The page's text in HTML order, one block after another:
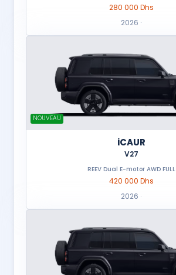
280 000 Dhs
2026 ·
NOUVEAU
iCAUR
V27
REEV Dual E-motor AWD FULL
420 000 Dhs
2026 ·